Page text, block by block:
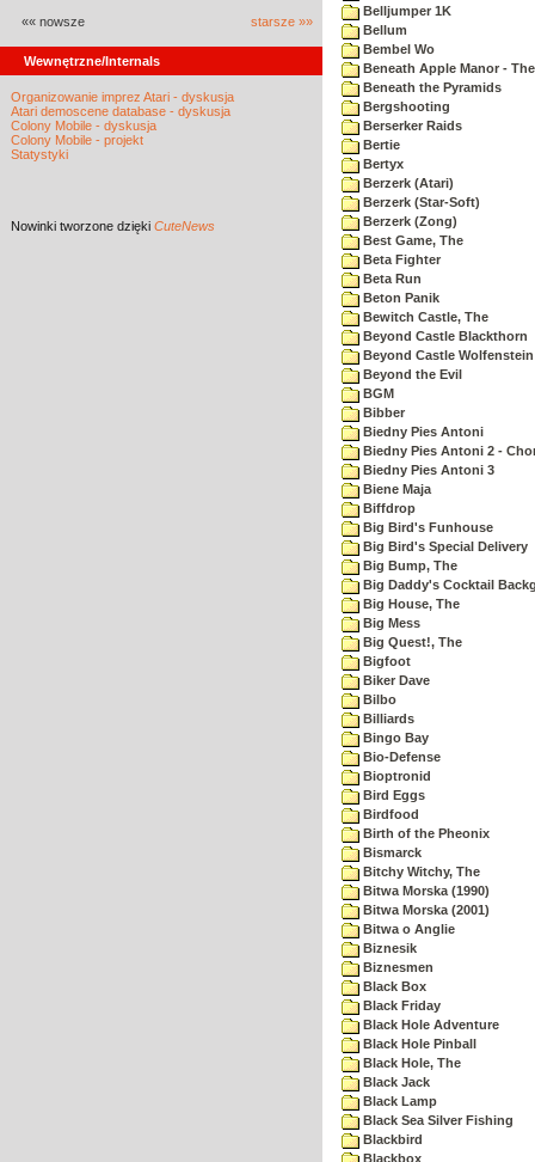
«« nowsze starsze »»
Wewnętrzne/Internals
Organizowanie imprez Atari - dyskusja
Atari demoscene database - dyskusja
Colony Mobile - dyskusja
Colony Mobile - projekt
Statystyki
Nowinki tworzone dzięki CuteNews
Belljumper 1K
Bellum
Bembel Wo
Beneath Apple Manor -
Beneath the Pyramids
Bergshooting
Berserker Raids
Bertie
Bertyx
Berzerk (Atari)
Berzerk (Star-Soft)
Berzerk (Zong)
Best Game, The
Beta Fighter
Beta Run
Beton Panik
Bewitch Castle, The
Beyond Castle Blackthorn
Beyond Castle Wolfenstein
Beyond the Evil
BGM
Bibber
Biedny Pies Antoni
Biedny Pies Antoni 2 -
Biedny Pies Antoni 3
Biene Maja
Biffdrop
Big Bird's Funhouse
Big Bird's Special Delivery
Big Bump, The
Big Daddy's Cocktail
Big House, The
Big Mess
Big Quest!, The
Bigfoot
Biker Dave
Bilbo
Billiards
Bingo Bay
Bio-Defense
Bioptronid
Bird Eggs
Birdfood
Birth of the Pheonix
Bismarck
Bitchy Witchy, The
Bitwa Morska (1990)
Bitwa Morska (2001)
Bitwa o Anglie
Biznesik
Biznesmen
Black Box
Black Friday
Black Hole Adventure
Black Hole Pinball
Black Hole, The
Black Jack
Black Lamp
Black Sea Silver Fishing
Blackbird
Blackbox